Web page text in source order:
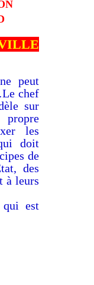
peut
chef
sur
les
doit
de
des
à leurs
est